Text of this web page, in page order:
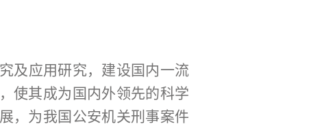
及应用研究，建设国内一流
使其成为国内外领先的科学
，为我国公安机关刑事案件